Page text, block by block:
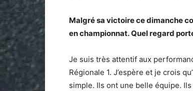
Malgré sa victoire ce dimanche
en championnat. Quel regard
Je suis très attentif aux
Régionale 1. J’espère et je crois
simple. Ils ont une belle équipe.